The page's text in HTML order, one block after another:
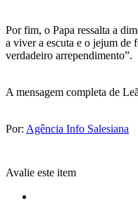
Por fim, o Papa ressalta a
a viver a escuta e o jejum de
verdadeiro arrependimento”.
A mensagem completa de
Por: Agência Info Salesiana
Avalie este item